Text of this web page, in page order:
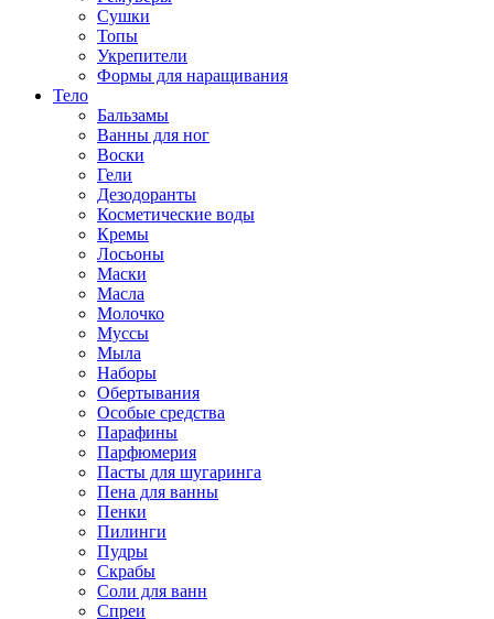
Сушки
Топы
Укрепители
Формы для наращивания
Тело
Бальзамы
Ванны для ног
Воски
Гели
Дезодоранты
Косметические воды
Кремы
Лосьоны
Маски
Масла
Молочко
Муссы
Мыла
Наборы
Обертывания
Особые средства
Парафины
Парфюмерия
Пасты для шугаринга
Пена для ванны
Пенки
Пилинги
Пудры
Скрабы
Соли для ванн
Спреи